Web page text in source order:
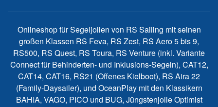
Onlineshop für Segeljollen von RS Sailing mit seinen
großen Klassen RS Feva, RS Zest, RS Aero 5 bis 9,
RS500, RS Quest, RS Toura, RS Venture (inkl. Variante
Connect für Behinderten- und Inklusions-Segeln), CAT12,
CAT14, CAT16, RS21 (Offenes Kielboot), RS Aira 22
(Family-Daysailer), und OceanPlay mit den Klassikern
BAHIA, VAGO, PICO und BUG, Jüngstenjolle Optimist